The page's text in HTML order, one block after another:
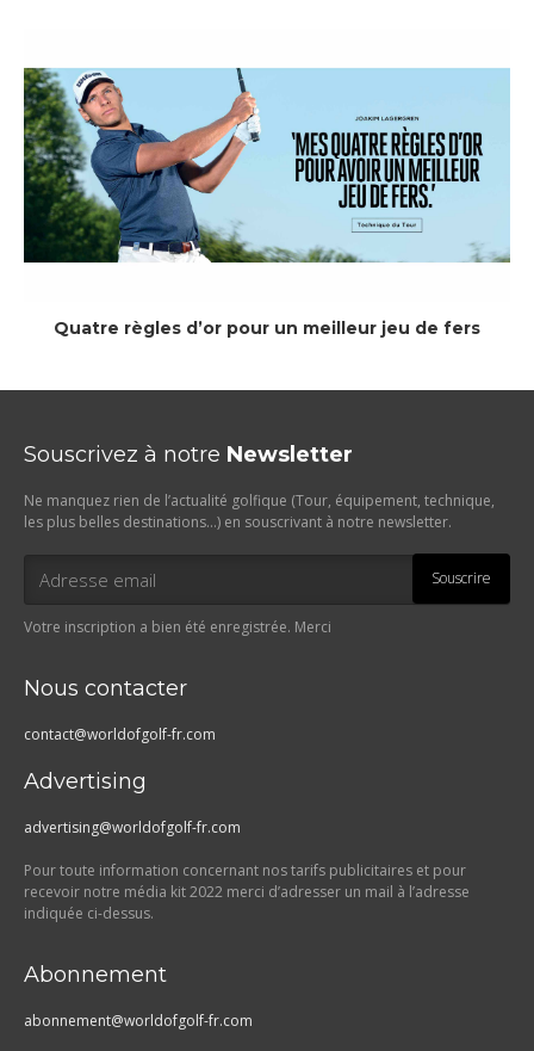
Quatre règles d’or pour un meilleur jeu de fers
Souscrivez à notre Newsletter
Ne manquez rien de l’actualité golfique (Tour, équipement, technique,
les plus belles destinations…) en souscrivant à notre newsletter.
Souscrire
Votre inscription a bien été enregistrée. Merci
Nous contacter
contact@worldofgolf-fr.com
Advertising
advertising@worldofgolf-fr.com
Pour toute information concernant nos tarifs publicitaires et pour
recevoir notre média kit 2022 merci d’adresser un mail à l’adresse
indiquée ci-dessus.
Abonnement
abonnement@worldofgolf-fr.com